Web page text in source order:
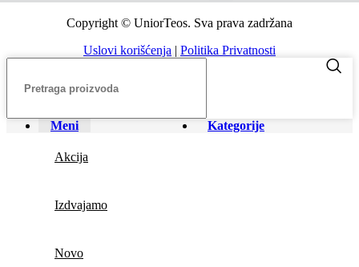
Copyright © UniorTeos. Sva prava zadržana
Uslovi korišćenja | Politika Privatnosti
Meni Kategorije
Akcija
Izdvajamo
Novo